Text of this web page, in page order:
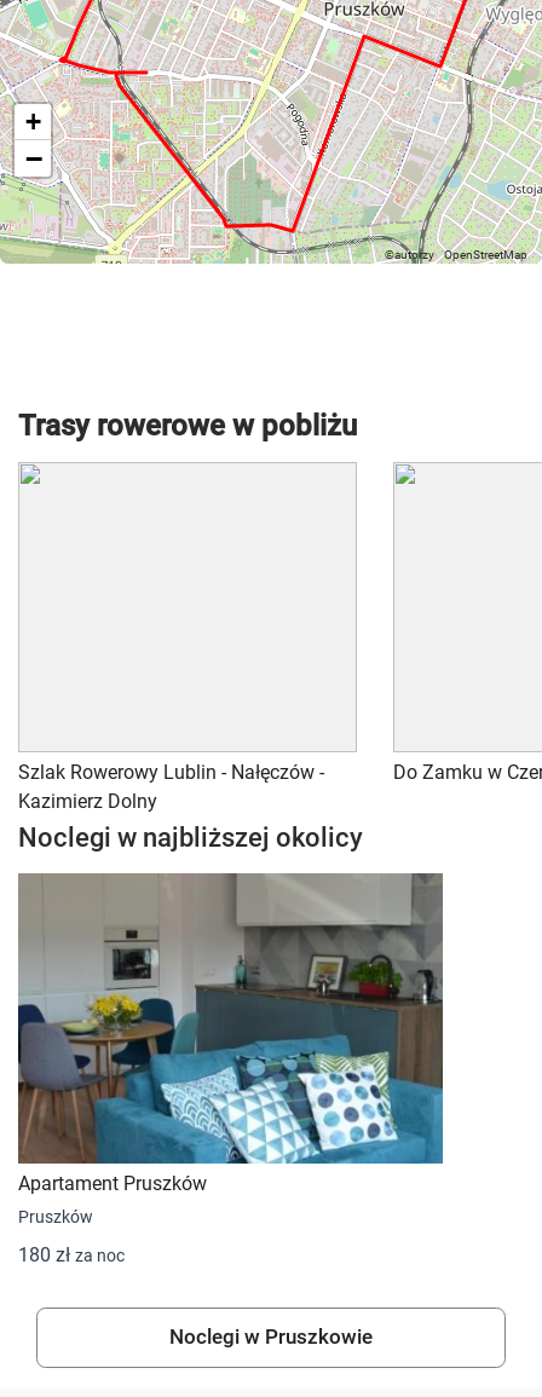
+
−
Trasy rowerowe w pobliżu
Szlak Rowerowy Lublin - Nałęczów -
Kazimierz Dolny
Do Zamku w
Noclegi w najbliższej okolicy
Apartament Pruszków
Pruszków
180 zł za noc
Noclegi w Pruszkowie